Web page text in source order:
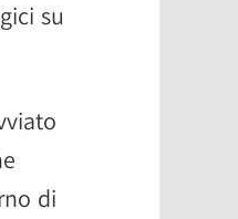
su
di